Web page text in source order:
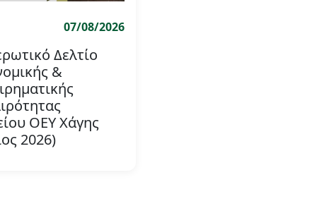
07/08/2026
Δελτίο
&
ΟΕΥ Χάγης
2026)